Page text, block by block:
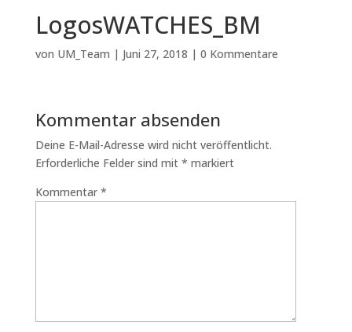
LogosWATCHES_BM
von UM_Team | Juni 27, 2018 | 0 Kommentare
Kommentar absenden
Deine E-Mail-Adresse wird nicht veröffentlicht.
Erforderliche Felder sind mit * markiert
Kommentar *